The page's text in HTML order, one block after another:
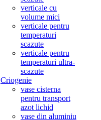
verticale cu
volume mici
verticale pentru
temperaturi
scazute
verticale pentru
temperaturi ultra-
scazute
Criogenie
vase cisterna
pentru transport
azot lichid
vase din aluminiu